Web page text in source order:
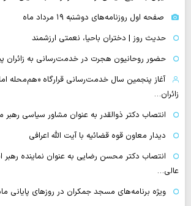
صفحه اول روزنامه‌های دوشنبه ۱۹ مرداد ماه
حدیث روز | دختران باحیا، نعمتی ارزشمند
حضور روحانیون هجرت در خدمت‌رسانی به زائران
آغاز پنجمین سال خدمت‌رسانی قرارگاه «هم‌محله
زائران…
انتصاب دکتر ذوالقدر به عنوان مشاور سیاسی رهبر
دیدار معاون قوه قضائیه با آیت الله اعرافی
انتصاب دکتر محسن رضایی به عنوان نماینده رهبر
عالی…
‌ویژه برنامه‌های مسجد جمکران در روزهای پایانی